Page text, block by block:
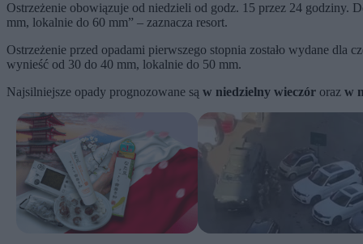
Ostrzeżenie obowiązuje od niedzieli od godz. 15 przez 24 godziny.
mm, lokalnie do 60 mm” – zaznacza resort.
Ostrzeżenie przed opadami pierwszego stopnia zostało wydane dla
wynieść od 30 do 40 mm, lokalnie do 50 mm.
Najsilniejsze opady prognozowane są w niedzielny wieczór oraz w